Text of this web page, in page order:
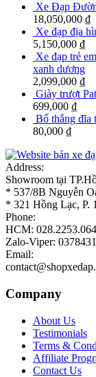
Xe Đạp
18,050,000 ₫
Xe đạp địa
5,150,000 ₫
Xe đạp trẻ
xanh dương
2,099,000 ₫
Giày trượt
699,000 ₫
Bố thắng đĩa
80,000 ₫
Address:
Showroom tại
* 537/8B Nguyễn
* 321 Hồng Lạc, P.
Phone:
HCM:
Zalo-Viper:
Email:
Company
About Us
Testimonials
Terms &
Affiliate
Contact Us